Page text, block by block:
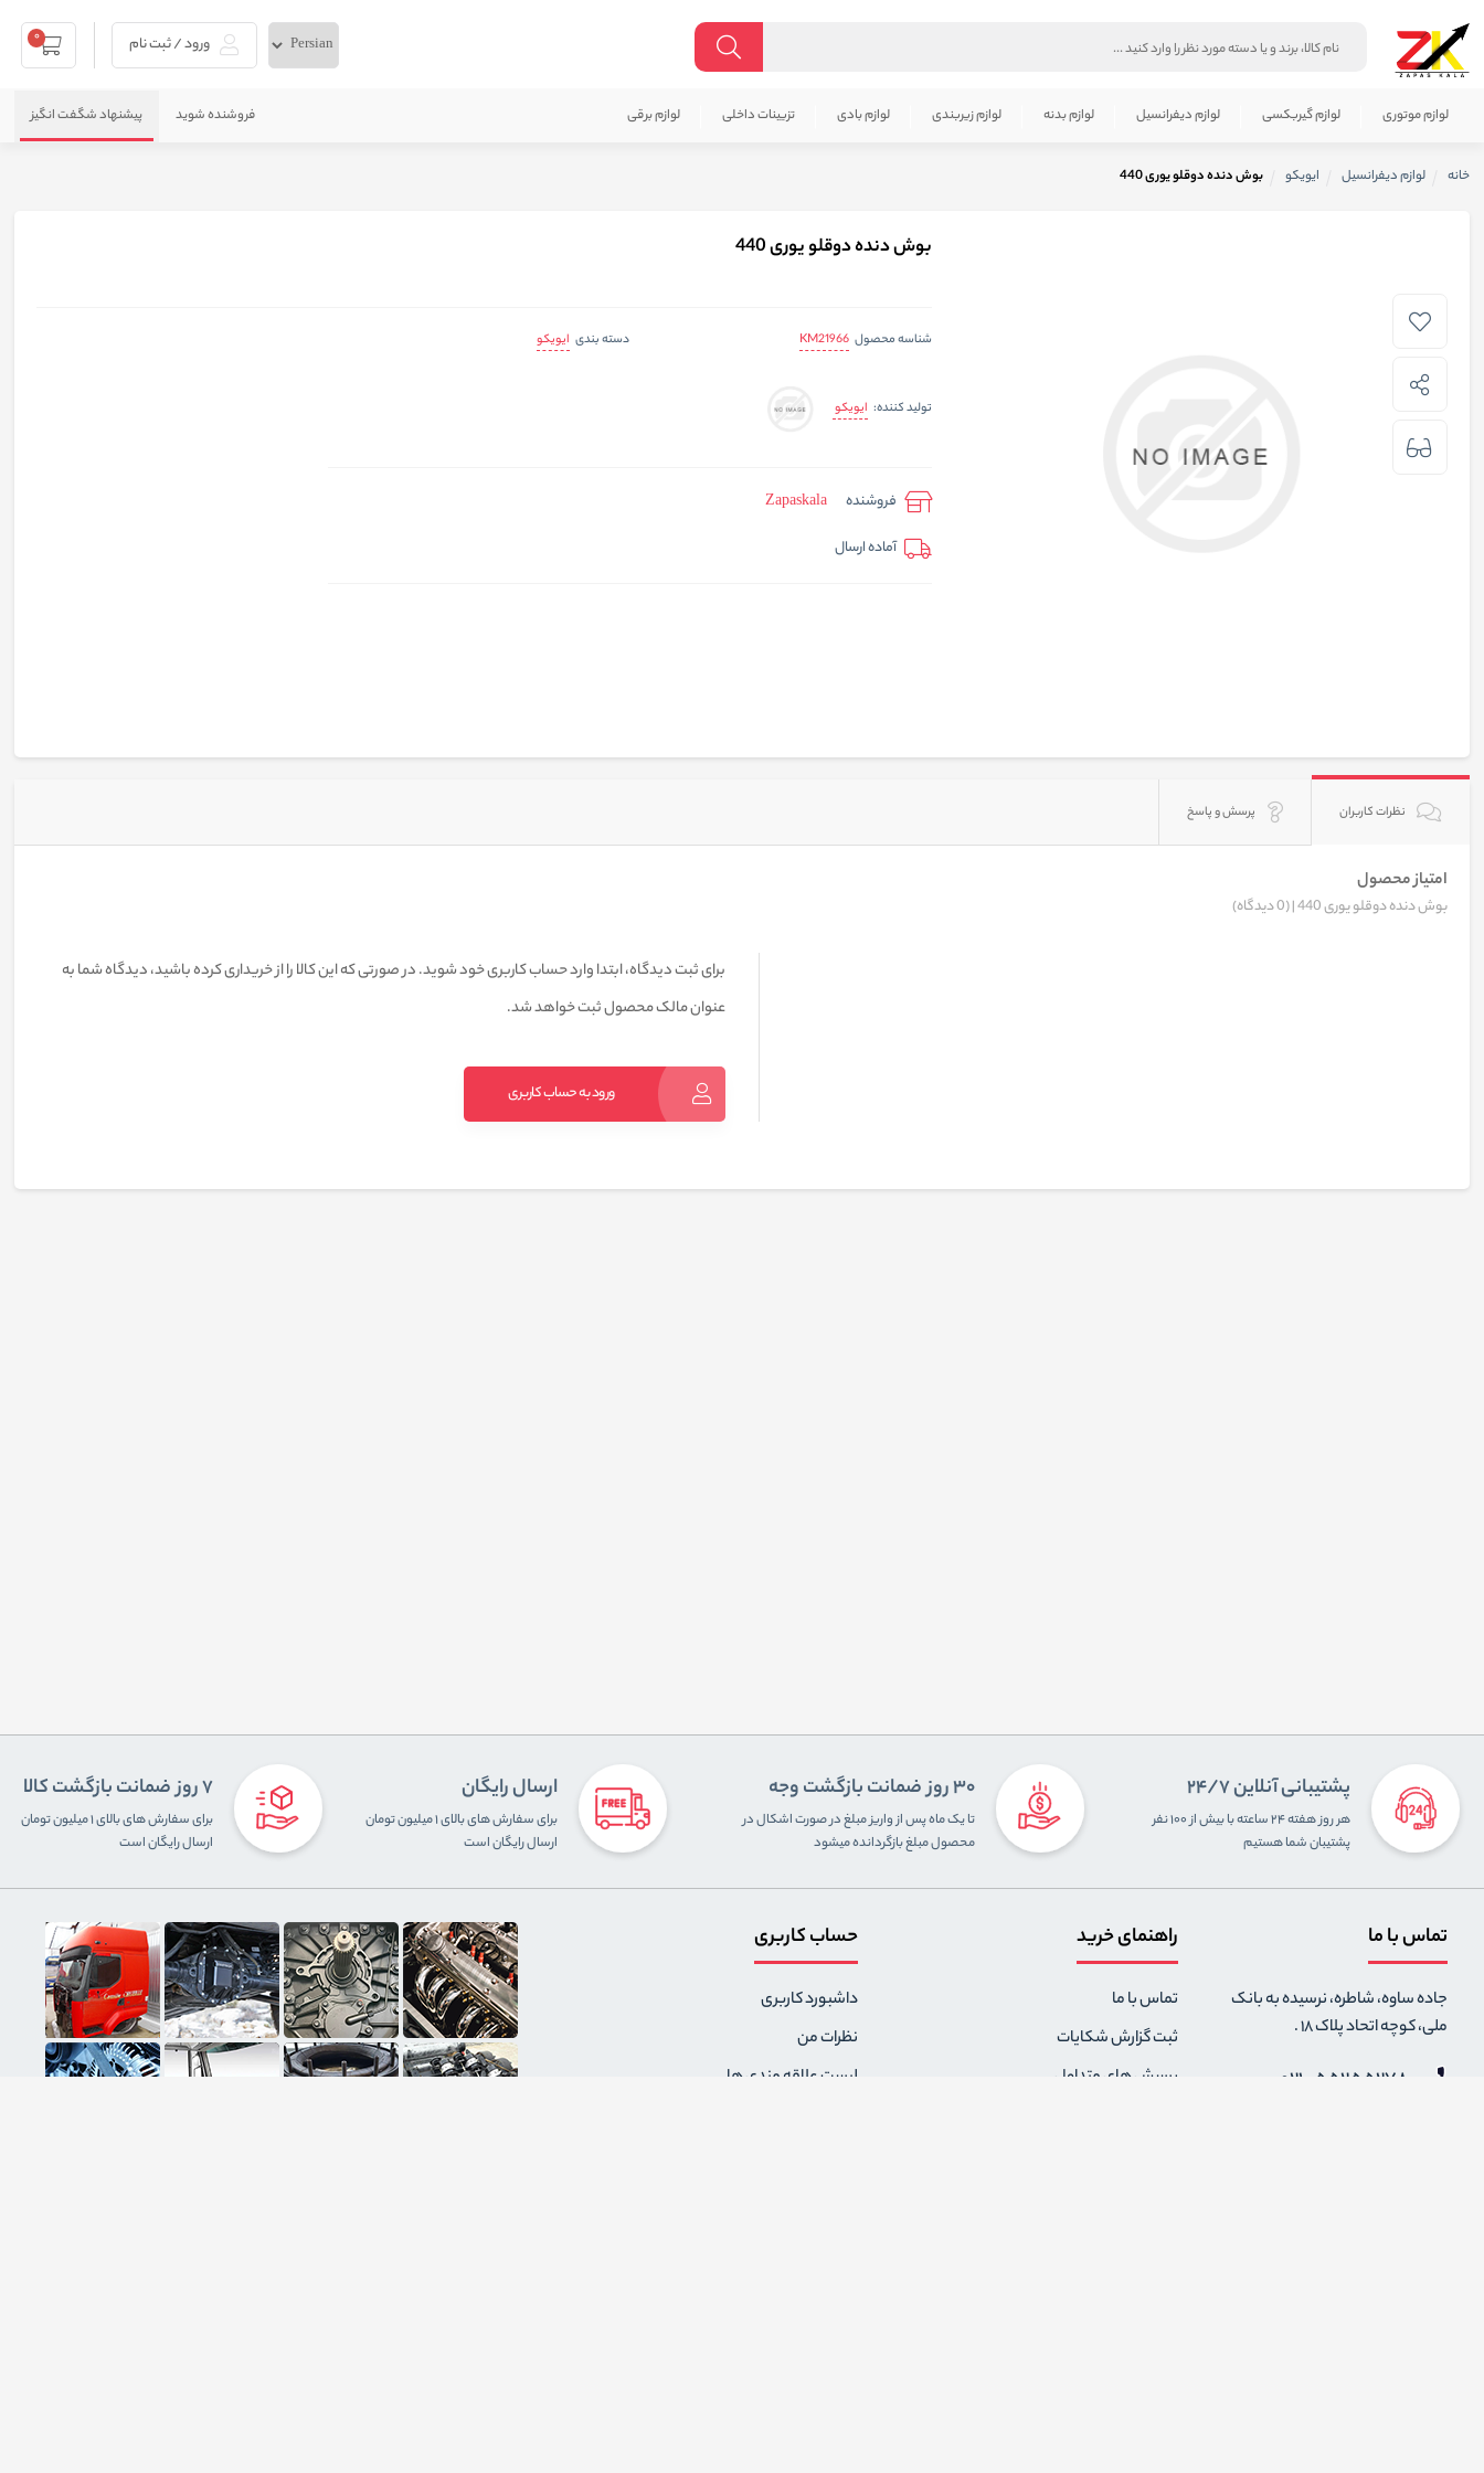
ورود / ثبت نام 0
لوازم موتوری لوازم گیربکسی لوازم دیفرانسیل لوازم بدنه لوازم زیربندی لوازم بادی تزیینات داخلی لوازم برقی فروشنده شوید پیشنهاد شگفت انگیز
خانه لوازم دیفرانسیل ایویکو بوش دنده دوقلو یوری 440
بوش دنده دوقلو یوری 440
شناسه محصول KM21966 دسته بندی ایویکو
تولید کننده: ایویکو
فروشنده
Zapaskala
آماده ارسال
نظرات کاربران پرسش و پاسخ
امتیاز محصول
بوش دنده دوقلو یوری 440 | (0 دیدگاه)
برای ثبت دیدگاه، ابتدا وارد حساب کاربری خود شوید. در صورتی که این کالا را از خریداری کرده باشید، دیدگاه شما به
عنوان مالک محصول ثبت خواهد شد.
ورود به حساب کاربری
پشتیبانی آنلاین 24/7
هر روز هفته ۲۴ ساعته با بیش از ۱۰۰ نفر
پشتیبان شما هستیم
30 روز ضمانت بازگشت وجه
تا یک ماه پس از واریز مبلغ در صورت اشکال در
محصول مبلغ بازگردانده میشود
ارسال رایگان
برای سفارش های بالای ۱ میلیون تومان
ارسال رایگان است
7 روز ضمانت بازگشت کالا
برای سفارش های بالای ۱ میلیون تومان
ارسال رایگان است
تماس با ما
جاده ساوه، شاطره، نرسیده به بانک
ملی، کوچه اتحاد پلاک 18 .
021-55255278
راهنمای خرید
تماس با ما
ثبت گزارش شکایات
پرسش های متداول
حساب کاربری
داشبورد کاربری
نظرات من
لیست علاقه مندی ها